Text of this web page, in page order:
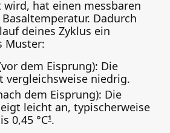
hat einen messbaren
Dadurch
deines Zyklus ein
Muster:
dem Eisprung): Die
vergleichsweise niedrig.
dem Eisprung): Die
leicht an, typischerweise
0,45 °C1.